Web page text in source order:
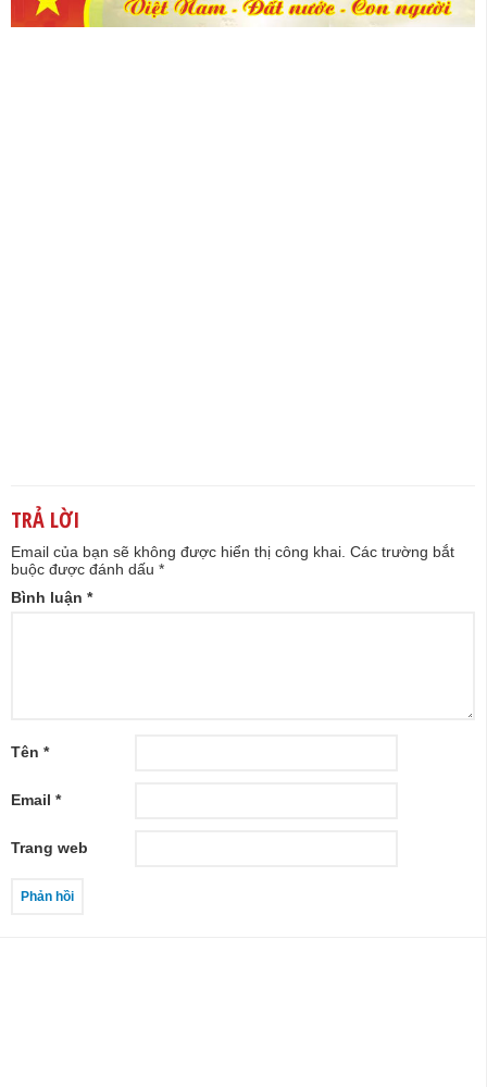
TRẢ LỜI
Email của bạn sẽ không được hiển thị công khai. Các trường bắt
buộc được đánh dấu *
Bình luận *
Tên *
Email *
Trang web